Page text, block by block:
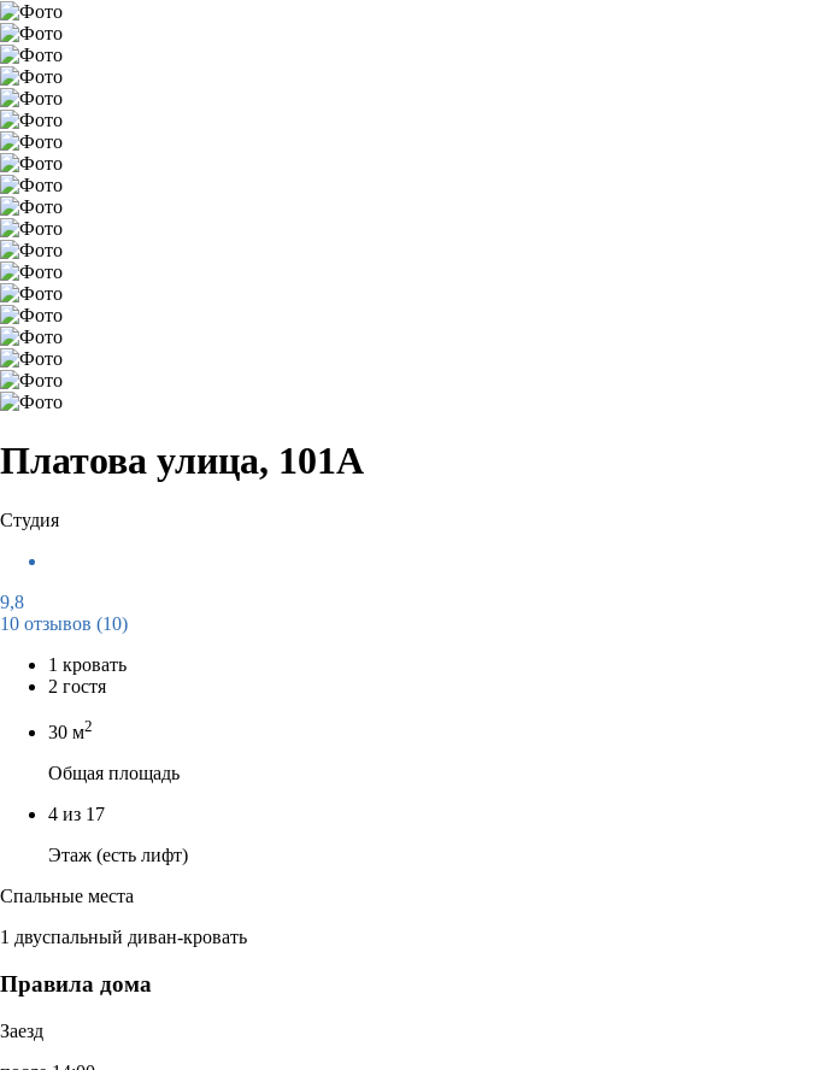
Платова улица, 101А
Студия
9,8
10 отзывов (10)
1 кровать
2 гостя
30 м2
Общая площадь
4 из 17
Этаж (есть лифт)
Спальные места
1 двуспальный диван-кровать
Правила дома
Заезд